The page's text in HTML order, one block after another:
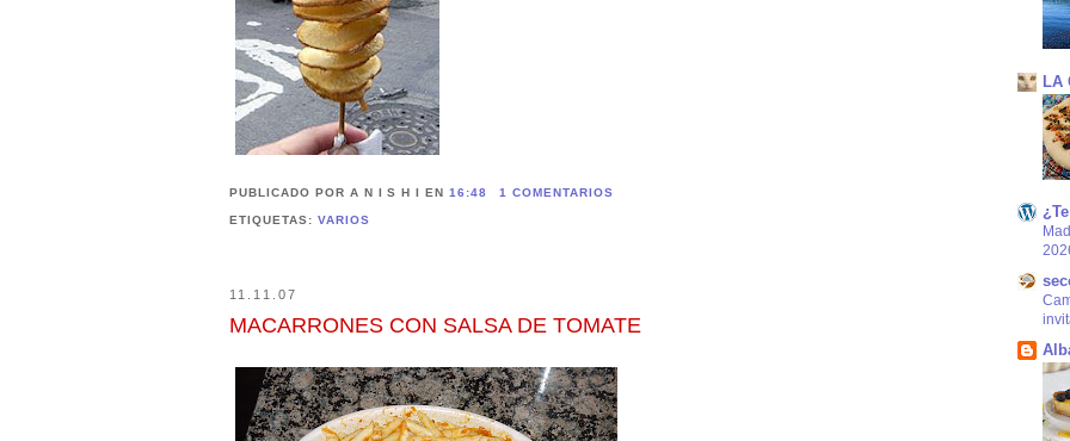
PUBLICADO POR A N I S H IEN16:48 1 COMENTARIOS
ETIQUETAS: VARIOS
11.11.07
MACARRONES CON SALSA DE TOMATE
LA